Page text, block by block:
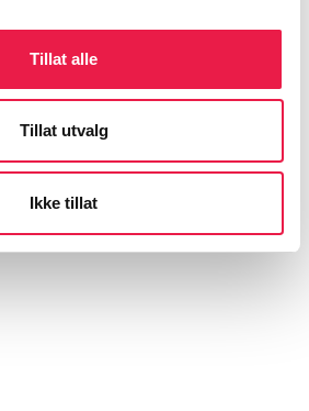
Tillat alle
Tillat utvalg
Ikke tillat